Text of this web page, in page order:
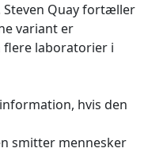
Steven Quay fortæller
variant er
flere laboratorier i
hvis den
smitter mennesker